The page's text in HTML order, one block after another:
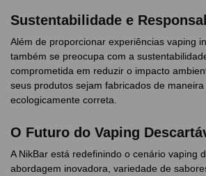
Sustentabilidade e
Além de proporcionar experiências vaping
também se preocupa com a
comprometida em reduzir o impacto
seus produtos sejam fabricados de
ecologicamente correta.
O Futuro do Vaping
A NikBar está redefinindo o cenário vaping
abordagem inovadora, variedade de